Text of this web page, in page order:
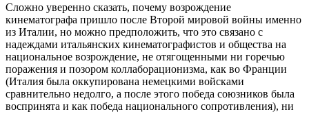
Сложно уверенно сказать, почему возрождение
кинематографа пришло после Второй мировой войны именно
из Италии, но можно предположить, что это связано с
надеждами итальянских кинематографистов и общества на
национальное возрождение, не отягощенными ни горечью
поражения и позором коллаборационизма, как во Франции
(Италия была оккупирована немецкими войсками
сравнительно недолго, а после этого победа союзников была
воспринята и как победа национального сопротивления), ни